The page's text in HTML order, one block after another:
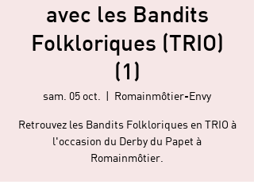
avec les Bandits
Folkloriques (TRIO)
(1)
sam. 05 oct.
  |
Romainmôtier-Envy
Retrouvez les Bandits Folkloriques en TRIO à
l'occasion du Derby du Papet à
Romainmôtier.